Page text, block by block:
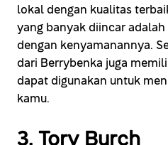
lokal dengan kualitas
yang banyak diincar
dengan kenyamanannya.
dari Berrybenka juga
dapat digunakan untuk
kamu.
3. Tory Burch